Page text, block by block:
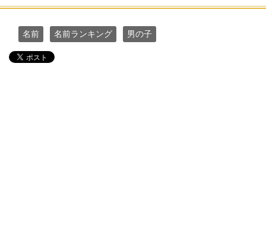
名前 名前ランキング 男の子